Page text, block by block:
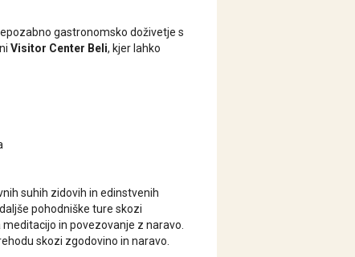
gastronomsko doživetje s
Visitor Center Beli, kjer lahko
suhih zidovih in edinstvenih
pohodniške ture skozi
in povezovanje z naravo.
skozi zgodovino in naravo.